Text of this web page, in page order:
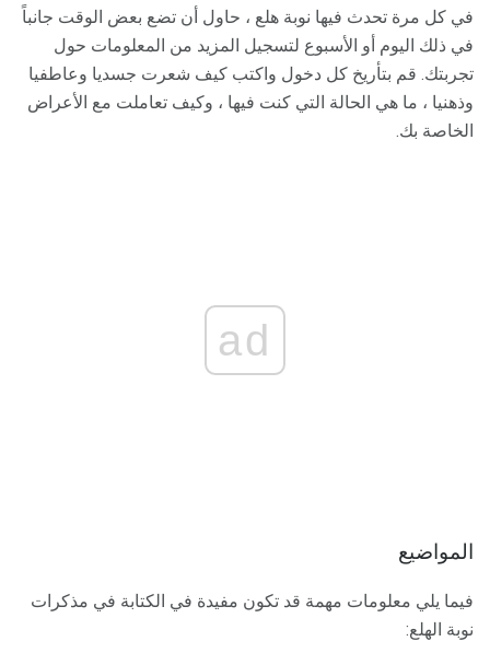
في كل مرة تحدث فيها نوبة هلع ، حاول أن تضع بعض الوقت جانباً
في ذلك اليوم أو الأسبوع لتسجيل المزيد من المعلومات حول
تجربتك. قم بتأريخ كل دخول واكتب كيف شعرت جسديا وعاطفيا
وذهنيا ، ما هي الحالة التي كنت فيها ، وكيف تعاملت مع الأعراض
الخاصة بك.
ad
المواضيع
فيما يلي معلومات مهمة قد تكون مفيدة في الكتابة في مذكرات
نوبة الهلع: